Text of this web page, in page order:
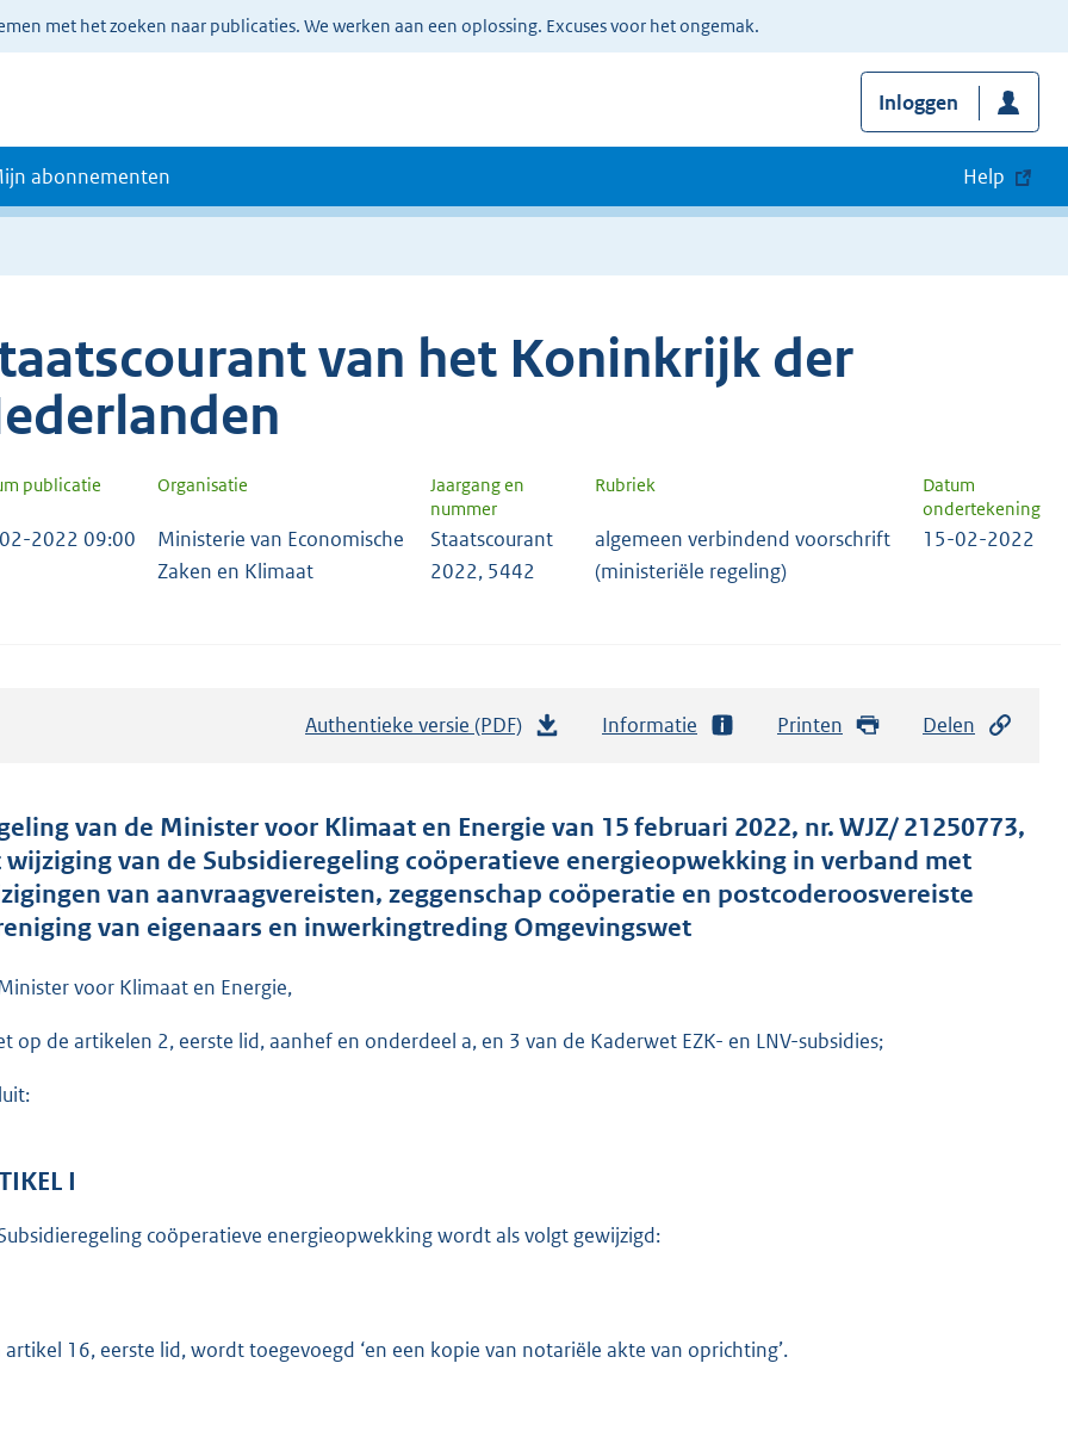
met het zoeken naar publicaties. We werken aan een oplossing. Excuses voor het ongemak.
Inloggen
abonnementen Help
van het Koninkrijk der
publicatie Organisatie
Jaargang en
nummer
Rubriek
Datum
ondertekening
2022 09:00
Ministerie van Economische
Zaken en Klimaat
Staatscourant
2022, 5442
algemeen verbindend voorschrift
(ministeriële regeling)
15-02-2022
Authentieke versie (PDF)
t
a
n
d
o
3
Informatie Printen Delen
van de Minister voor Klimaat en Energie van 15 februari 2022, nr. WJZ/ 21250773,
van de Subsidieregeling coöperatieve energieopwekking in verband met
van aanvraagvereisten, zeggenschap coöperatie en postcoderoosvereiste
van eigenaars en inwerkingtreding Omgevingswet
voor Klimaat en Energie,
op de artikelen 2, eerste lid, aanhef en onderdeel a, en 3 van de Kaderwet EZK- en LNV-subsidies;
I
coöperatieve energieopwekking wordt als volgt gewijzigd:
artikel 16, eerste lid, wordt toegevoegd ‘en een kopie van notariële akte van oprichting’.